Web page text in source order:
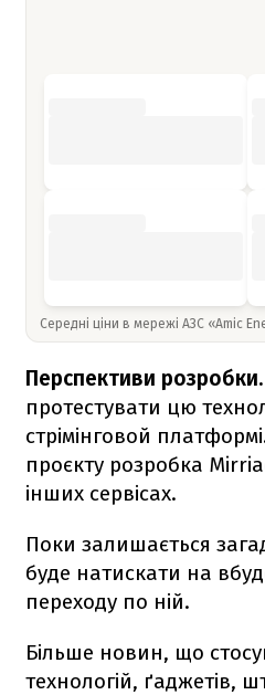
Середні ціни в мережі АЗС «Amic
Перспективи розробки.
протестувати цю
стрімінговой
проєкту розробка
інших сервісах.
Поки залишається
буде натискати на
переходу по ній.
Більше новин, що
технологій, ґаджетів,